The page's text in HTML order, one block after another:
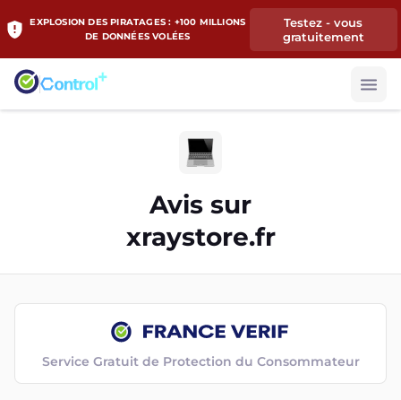
EXPLOSION DES PIRATAGES : +100 MILLIONS
DE DONNÉES VOLÉES
Testez - vous
gratuitement
Avis sur
xraystore.fr
Service Gratuit de Protection du Consommateur